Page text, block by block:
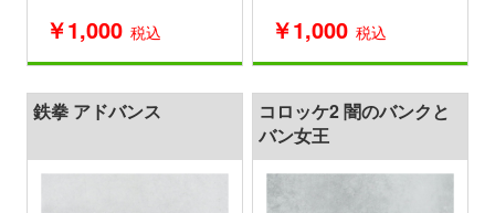
￥1,000 税込 ￥1,000 税込
鉄拳 アドバンス
コロッケ2 闇のバンクと
バン女王